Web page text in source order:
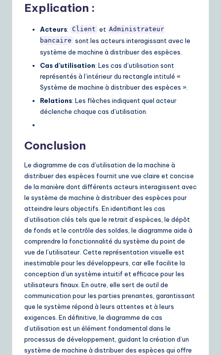
Explication :
Acteurs: Client et Administrateur
bancaire sont les acteurs interagissant avec le
système de machine à distribuer des espèces.
Cas d’utilisation: Les cas d’utilisation sont
représentés à l’intérieur du rectangle intitulé «
Système de machine à distribuer des espèces ».
Relations: Les flèches indiquent quel acteur
déclenche chaque cas d’utilisation.
Conclusion
Le diagramme de cas d’utilisation de la machine à
distribuer des espèces fournit une vue claire et concise
de la manière dont différents acteurs interagissent avec
le système de machine à distribuer des espèces pour
atteindre leurs objectifs. En identifiant les cas
d’utilisation clés tels que le retrait d’espèces, le dépôt
de fonds et le contrôle des soldes, le diagramme aide à
comprendre la fonctionnalité du système du point de
vue de l’utilisateur. Cette représentation visuelle est
inestimable pour les développeurs, car elle facilite la
conception d’un système intuitif et efficace pour les
utilisateurs finaux. En outre, elle sert de outil de
communication pour les parties prenantes, garantissant
que le système répond à leurs attentes et à leurs
exigences. En définitive, le diagramme de cas
d’utilisation est un élément fondamental dans le
processus de développement, guidant la création d’un
système de machine à distribuer des espèces qui offre